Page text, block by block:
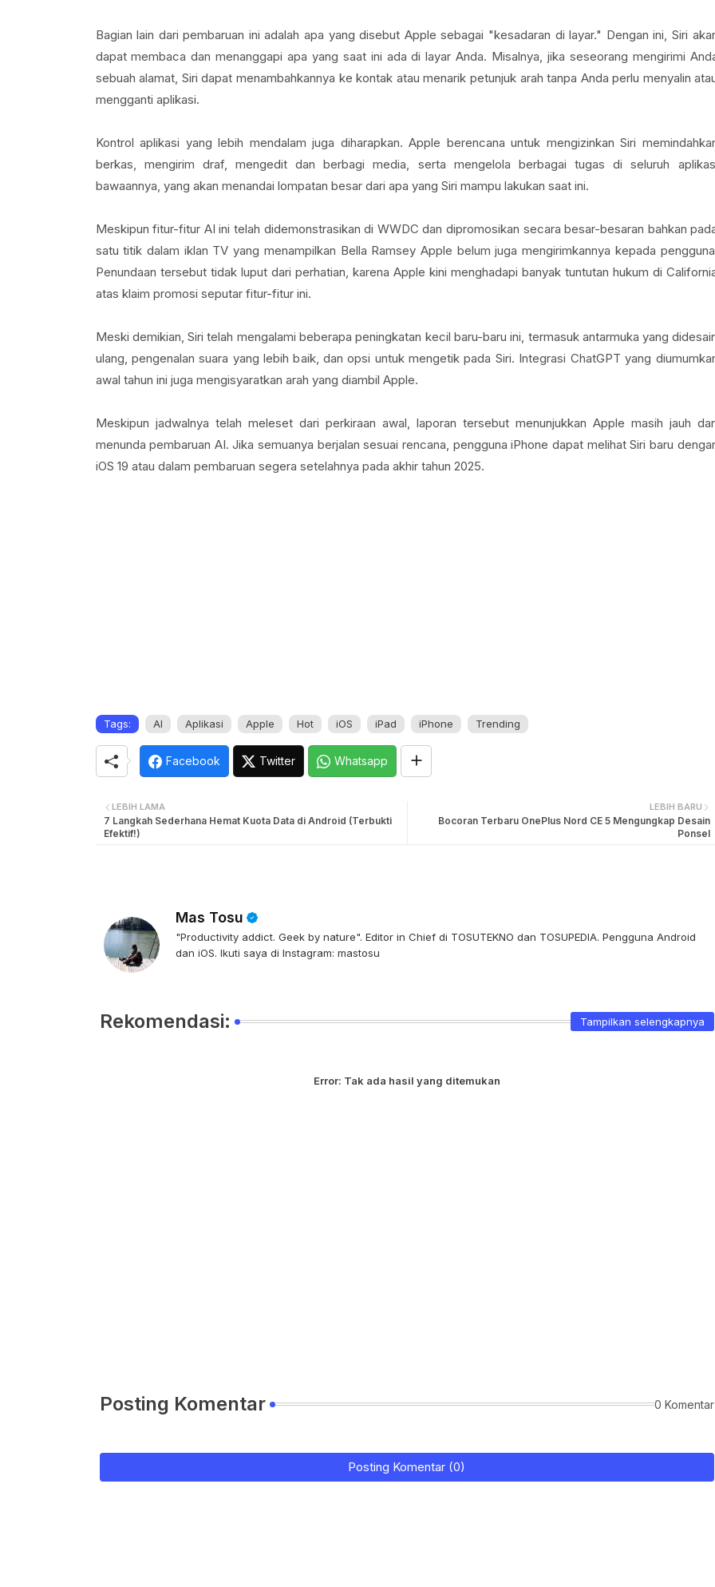
Bagian lain dari pembaruan ini adalah apa yang disebut Apple sebagai "kesadaran di layar." Dengan ini, Siri
dapat membaca dan menanggapi apa yang saat ini ada di layar Anda. Misalnya, jika seseorang mengirimi
sebuah alamat, Siri dapat menambahkannya ke kontak atau menarik petunjuk arah tanpa Anda perlu menyalin
mengganti aplikasi.
Kontrol aplikasi yang lebih mendalam juga diharapkan. Apple berencana untuk mengizinkan Siri
berkas, mengirim draf, mengedit dan berbagi media, serta mengelola berbagai tugas di seluruh
bawaannya, yang akan menandai lompatan besar dari apa yang Siri mampu lakukan saat ini.
Meskipun fitur-fitur AI ini telah didemonstrasikan di WWDC dan dipromosikan secara besar-besaran bahkan
satu titik dalam iklan TV yang menampilkan Bella Ramsey Apple belum juga mengirimkannya kepada
Penundaan tersebut tidak luput dari perhatian, karena Apple kini menghadapi banyak tuntutan hukum di
atas klaim promosi seputar fitur-fitur ini.
Meski demikian, Siri telah mengalami beberapa peningkatan kecil baru-baru ini, termasuk antarmuka yang
ulang, pengenalan suara yang lebih baik, dan opsi untuk mengetik pada Siri. Integrasi ChatGPT yang
awal tahun ini juga mengisyaratkan arah yang diambil Apple.
Meskipun jadwalnya telah meleset dari perkiraan awal, laporan tersebut menunjukkan Apple masih jauh
menunda pembaruan AI. Jika semuanya berjalan sesuai rencana, pengguna iPhone dapat melihat Siri baru
iOS 19 atau dalam pembaruan segera setelahnya pada akhir tahun 2025.
Tags: AI Aplikasi Apple Hot iOS iPad iPhone Trending
Facebook Twitter Whatsapp
LEBIH BARU
Bocoran Terbaru OnePlus Nord CE 5 Mengungkap Desain
Ponsel
LEBIH LAMA
7 Langkah Sederhana Hemat Kuota Data di Android (Terbukti
Efektif!)
Mas Tosu
"Productivity addict. Geek by nature". Editor in Chief di TOSUTEKNO dan TOSUPEDIA. Pengguna Android
dan iOS. Ikuti saya di Instagram: mastosu
Rekomendasi: Tampilkan selengkapnya
Error: Tak ada hasil yang ditemukan
Posting Komentar 0 Komentar
Posting Komentar (0)